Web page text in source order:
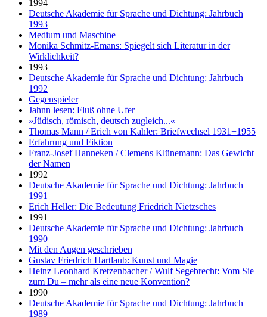
1994
Deutsche Akademie für Sprache und Dichtung: Jahrbuch
1993
Medium und Maschine
Monika Schmitz-Emans: Spiegelt sich Literatur in der
Wirklichkeit?
1993
Deutsche Akademie für Sprache und Dichtung: Jahrbuch
1992
Gegenspieler
Jahnn lesen: Fluß ohne Ufer
»Jüdisch, römisch, deutsch zugleich...«
Thomas Mann / Erich von Kahler: Briefwechsel 1931−1955
Erfahrung und Fiktion
Franz-Josef Hanneken / Clemens Klünemann: Das Gewicht
der Namen
1992
Deutsche Akademie für Sprache und Dichtung: Jahrbuch
1991
Erich Heller: Die Bedeutung Friedrich Nietzsches
1991
Deutsche Akademie für Sprache und Dichtung: Jahrbuch
1990
Mit den Augen geschrieben
Gustav Friedrich Hartlaub: Kunst und Magie
Heinz Leonhard Kretzenbacher / Wulf Segebrecht: Vom Sie
zum Du – mehr als eine neue Konvention?
1990
Deutsche Akademie für Sprache und Dichtung: Jahrbuch
1989